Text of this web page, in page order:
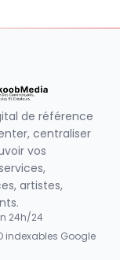
de référence
centraliser
vos
artistes,
24h/24
indexables Google